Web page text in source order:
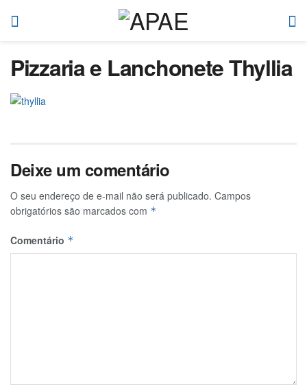
Pizzaria e Lanchonete Thyllia
Deixe um comentário
O seu endereço de e-mail não será publicado. Campos
obrigatórios são marcados com *
Comentário *